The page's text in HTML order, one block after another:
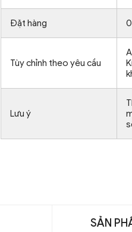
Đặt hàng
Tùy chỉnh theo yêu cầu
Lưu ý
SẢN